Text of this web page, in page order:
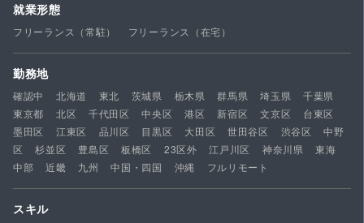
就業形態
フリーランス（常駐） フリーランス（在宅）
勤務地
確認中 北海道 東北 茨城県 栃木県 群馬県 埼玉県
千葉県
東京都
北区 千代田区 中央区 港区 新宿区 文京区
台東区
墨田区
江東区 品川区 目黒区 大田区 世田谷区 渋谷区
中野
区
杉並区 豊島区 板橋区 23区外 江戸川区 神奈川県
東海
中部
近畿 九州 中国・四国 沖縄 フルリモート
スキル